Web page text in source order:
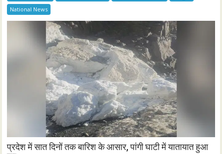
National News
प्रदेश में सात दिनों तक बारिश के आसार, पांगी घाटी में यातायात हुआ